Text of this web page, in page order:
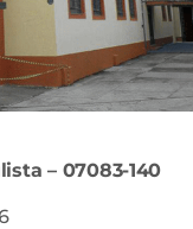
– 07083-140